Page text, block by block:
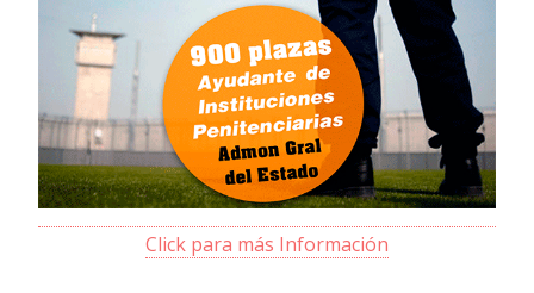
Click para más Información